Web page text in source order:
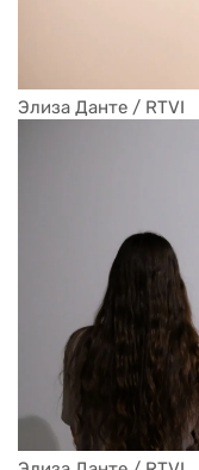
Элиза Данте / RTVI